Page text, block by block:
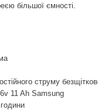
більшої ємності.
струму
11 Ah Samsung